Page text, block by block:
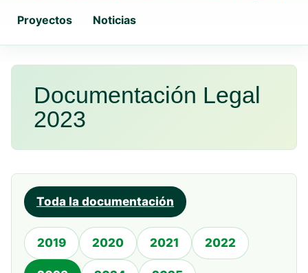
Proyectos
Noticias
Documentación Legal
2023
Toda la documentación
2019 2020 2021 2022